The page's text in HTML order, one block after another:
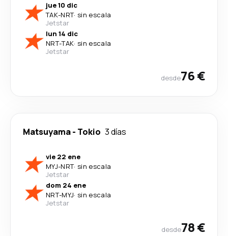
jue 10 dic
TAK-NRT· sin escala
Jetstar
lun 14 dic
NRT-TAK· sin escala
Jetstar
desde76 €
Matsuyama- Tokio 3 días
vie 22 ene
MYJ-NRT· sin escala
Jetstar
dom 24 ene
NRT-MYJ· sin escala
Jetstar
desde78 €